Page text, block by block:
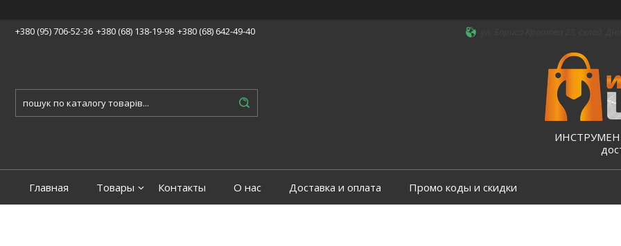
+380 (95) 706-52-36 +380 (68) 138-19-98 +380 (68) 642-49-40
Главная Товары Контакты О нас Доставка и оплата Промо коды и скидки